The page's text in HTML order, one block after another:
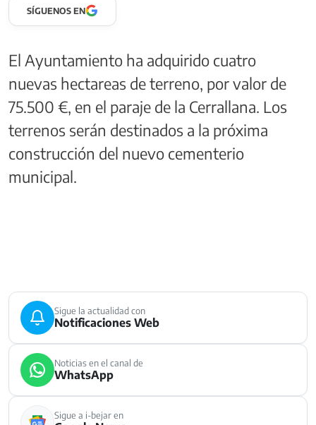
SÍGUENOS EN
El Ayuntamiento ha adquirido cuatro
nuevas hectareas de terreno, por valor de
75.500 €, en el paraje de la Cerrallana. Los
terrenos serán destinados a la próxima
construcción del nuevo cementerio
municipal.
Sigue la actualidad con
Notificaciones Web
Noticias en el canal de
WhatsApp
Sigue a i-bejar en